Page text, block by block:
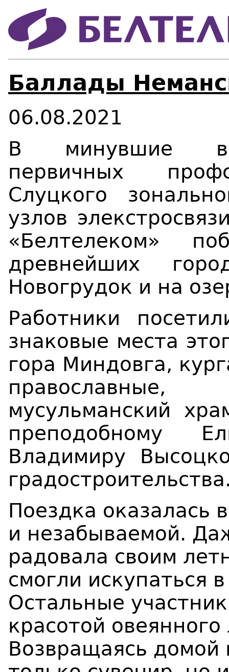
Баллады
06.08.2021
В минувшие
первичных
Слуцкого
узлов
«Белтелеком»
древнейших
Новогрудок и на
Работники
знаковые места
гора Миндовга,
мусульманский
преподобному
Владимиру
Поездка оказалась
и незабываемой.
радовала своим
смогли искупаться
Остальные
красотой
Возвращаясь